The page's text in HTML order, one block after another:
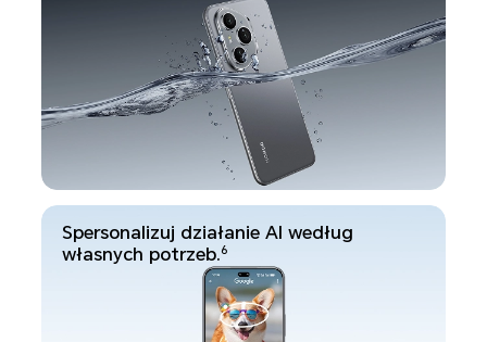
Spersonalizuj działanie AI według
własnych potrzeb.6